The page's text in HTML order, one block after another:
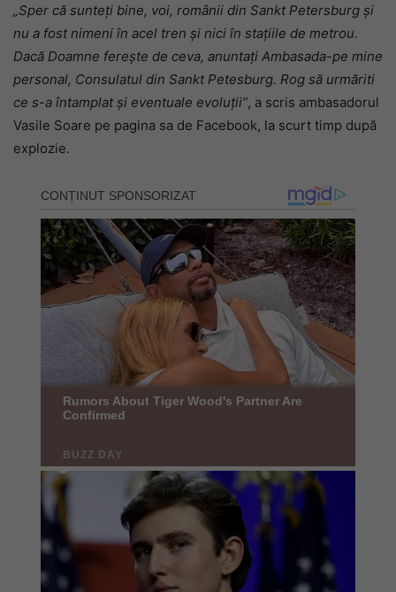
„Sper că sunteţi bine, voi, românii din Sankt Petersburg şi
nu a fost nimeni în acel tren şi nici în staţiile de metrou.
Dacă Doamne fereşte de ceva, anuntaţi Ambasada-pe mine
personal, Consulatul din Sankt Petesburg. Rog să urmăriti
ce s-a întamplat şi eventuale evoluţii”, a scris ambasadorul
Vasile Soare pe pagina sa de Facebook, la scurt timp după
explozie.